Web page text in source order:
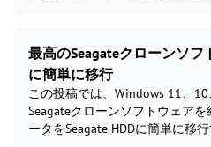
最高のSeagateクローンソフ
に簡単に移行
この投稿では、Windows 11、
Seagateクローンソフトウェア
ータをSeagate HDDに簡単に移